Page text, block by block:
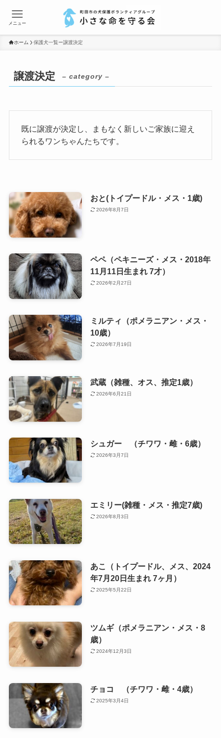
メニュー
ホーム 保護犬一覧ー譲渡決定
譲渡決定 – category –
既に譲渡が決定し、まもなく新しいご家族に迎え
られるワンちゃんたちです。
おと(トイプードル・メス・1歳)
2026年8月7日
ペペ（ペキニーズ・メス・2018年
11月11日生まれ 7才）
2026年2月27日
ミルティ（ポメラニアン・メス・
10歳）
2026年7月19日
武蔵（雑種、オス、推定1歳）
2026年6月21日
シュガー （チワワ・雌・6歳）
2026年3月7日
エミリー(雑種・メス・推定7歳)
2026年8月3日
あこ（トイプードル、メス、2024
年7月20日生まれ 7ヶ月）
2025年5月22日
ツムギ（ポメラニアン・メス・8
歳）
2024年12月3日
チョコ （チワワ・雌・4歳）
2025年3月4日